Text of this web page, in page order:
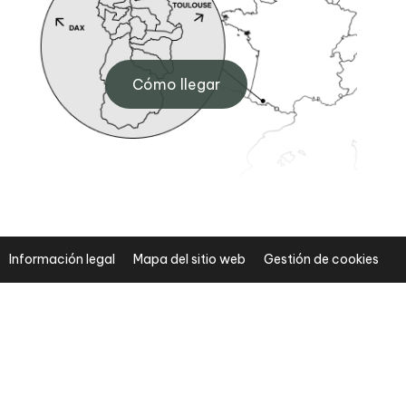
Sede de Artouste
Maison de Fabrèges, 64440
Artouste
+33 (0)5 59 05 34 00
Cómo llegar
Información legal Mapa del sitio web Gestión de cookies